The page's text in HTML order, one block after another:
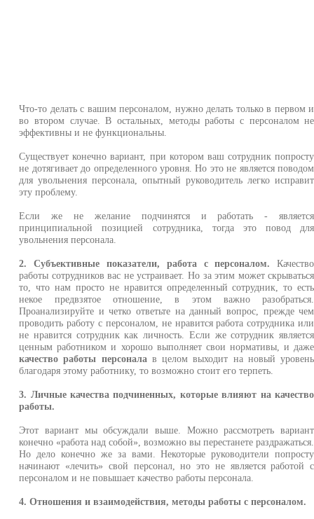
Что-то делать с вашим персоналом, нужно делать только в первом и
во втором случае. В остальных, методы работы с персоналом не
эффективны и не функциональны.
Существует конечно вариант, при котором ваш сотрудник попросту
не дотягивает до определенного уровня. Но это не является поводом
для увольнения персонала, опытный руководитель легко исправит
эту проблему.
Если же не желание подчинятся и работать - является
принципиальной позицией сотрудника, тогда это повод для
увольнения персонала.
2. Субъективные показатели, работа с персоналом. Качество
работы сотрудников вас не устраивает. Но за этим может скрываться
то, что нам просто не нравится определенный сотрудник, то есть
некое предвзятое отношение, в этом важно разобраться.
Проанализируйте и четко ответьте на данный вопрос, прежде чем
проводить работу с персоналом, не нравится работа сотрудника или
не нравится сотрудник как личность. Если же сотрудник является
ценным работником и хорошо выполняет свои нормативы, и даже
качество работы персонала в целом выходит на новый уровень
благодаря этому работнику, то возможно стоит его терпеть.
3. Личные качества подчиненных, которые влияют на качество
работы.
Этот вариант мы обсуждали выше. Можно рассмотреть вариант
конечно «работа над собой», возможно вы перестанете раздражаться.
Но дело конечно же за вами. Некоторые руководители попросту
начинают «лечить» свой персонал, но это не является работой с
персоналом и не повышает качество работы персонала.
4. Отношения и взаимодействия, методы работы с персоналом.